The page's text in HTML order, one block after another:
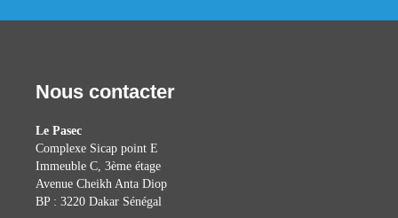
Nous contacter
Le Pasec
Complexe Sicap point E
Immeuble C, 3ème étage
Avenue Cheikh Anta Diop
BP : 3220 Dakar Sénégal